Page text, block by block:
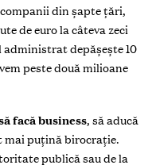
din şapte țări,
de euro la câteva zeci
depășește 10
peste două milioane
facă business, să aducă
mai puțină birocrație.
publică sau de la